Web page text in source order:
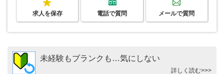
求人を保存 電話で質問 メールで質問
未経験もブランクも…気にしない
詳しく読む>>>